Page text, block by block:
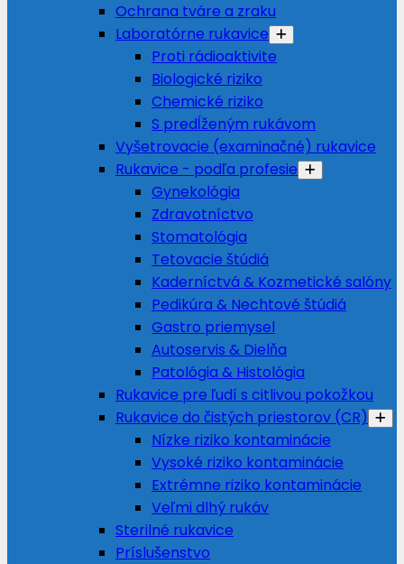
Ochrana tváre a zraku
Laboratórne rukavice
Proti rádioaktivite
Biologické riziko
Chemické riziko
S predĺženým rukávom
Vyšetrovacie (examinačné) rukavice
Rukavice - podľa profesie
Gynekológia
Zdravotníctvo
Stomatológia
Tetovacie štúdiá
Kaderníctvá & Kozmetické salóny
Pedikúra & Nechtové štúdiá
Gastro priemysel
Autoservis & Dielňa
Patológia & Histológia
Rukavice pre ľudí s citlivou pokožkou
Rukavice do čistých priestorov (CR)
Nízke riziko kontaminácie
Vysoké riziko kontaminácie
Extrémne riziko kontaminácie
Veľmi dlhý rukáv
Sterilné rukavice
Príslušenstvo